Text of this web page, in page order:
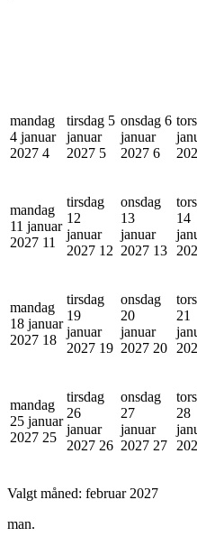
mandag
4 januar
2027 4
tirsdag 5
januar
2027 5
onsdag 6
januar
2027 6
mandag
11 januar
2027 11
tirsdag
12
januar
2027 12
onsdag
13
januar
2027 13
14
mandag
18 januar
2027 18
tirsdag
19
januar
2027 19
onsdag
20
januar
2027 20
21
mandag
25 januar
2027 25
tirsdag
26
januar
2027 26
onsdag
27
januar
2027 27
28
Valgt måned: februar 2027
man.